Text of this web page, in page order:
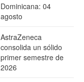
Dominicana: 04
agosto
AstraZeneca
consolida un sólido
primer semestre de
2026